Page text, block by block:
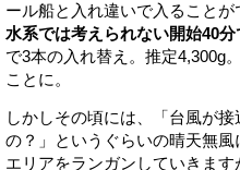
ール船と入れ違いで入ることが
水系では考えられない開始40分
で3本の入れ替え。推定4,300g
ことに。
しかしその頃には、「台風が
の？」というぐらいの晴天無
エリアをランガンしていきま